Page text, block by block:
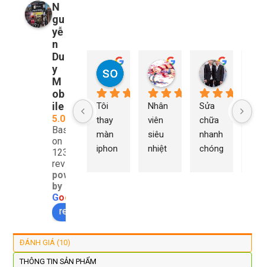
N
gu
yễ
n
Du
y
M
ob
ile
5.0
Based
on
1232
reviews
powered
by
Goo
review us on
so young
1 năm trước
Tôi
thay
màn
iphon
lại
My Nguyễn
1 năm trước
Nhân
viên
siêu
nhiệt
tôi sẽ
Sửa
chữa
nhanh
chóng
đây
n
ĐÁNH GIÁ (10)
THÔNG TIN SẢN PHẨM